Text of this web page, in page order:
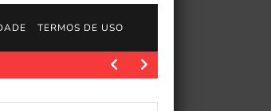
TERMOS DE USO
JogosGratisFun. Polygon.com. Fonte da